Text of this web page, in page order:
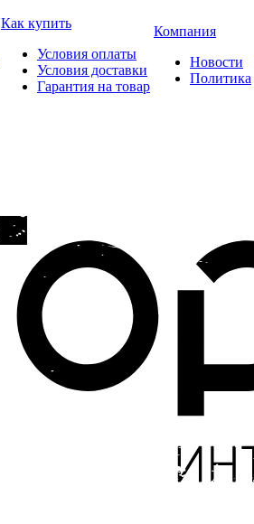
Как купить
Условия оплаты
Условия доставки
Гарантия на товар
Компания
Новости
Политика